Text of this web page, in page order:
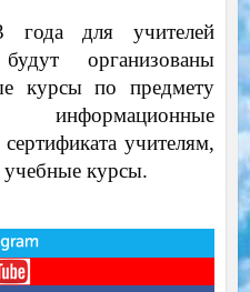
для учителей
организованы
курсы по предмету
учителям,
курсы.